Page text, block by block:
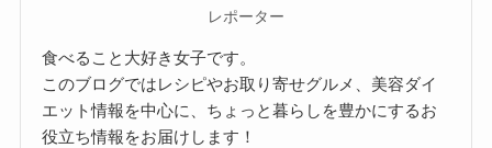
レポーター
食べること大好き女子です。
このブログではレシピやお取り寄せグルメ、美容ダイ
エット情報を中心に、ちょっと暮らしを豊かにするお
役立ち情報をお届けします！